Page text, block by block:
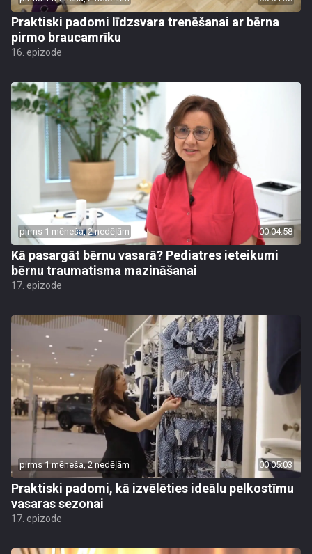
Praktiski padomi līdzsvara trenēšanai ar bērna
pirmo braucamrīku
16. epizode
pirms 1 mēneša, 2 nedēļām 00:04:58
Kā pasargāt bērnu vasarā? Pediatres ieteikumi
bērnu traumatisma mazināšanai
17. epizode
pirms 1 mēneša, 2 nedēļām 00:05:03
Praktiski padomi, kā izvēlēties ideālu pelkostīmu
vasaras sezonai
17. epizode